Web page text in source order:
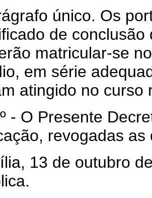
único. Os
de
matricular-se
em série
atingido no curso
- O Presente
revogadas
13 de outubro de